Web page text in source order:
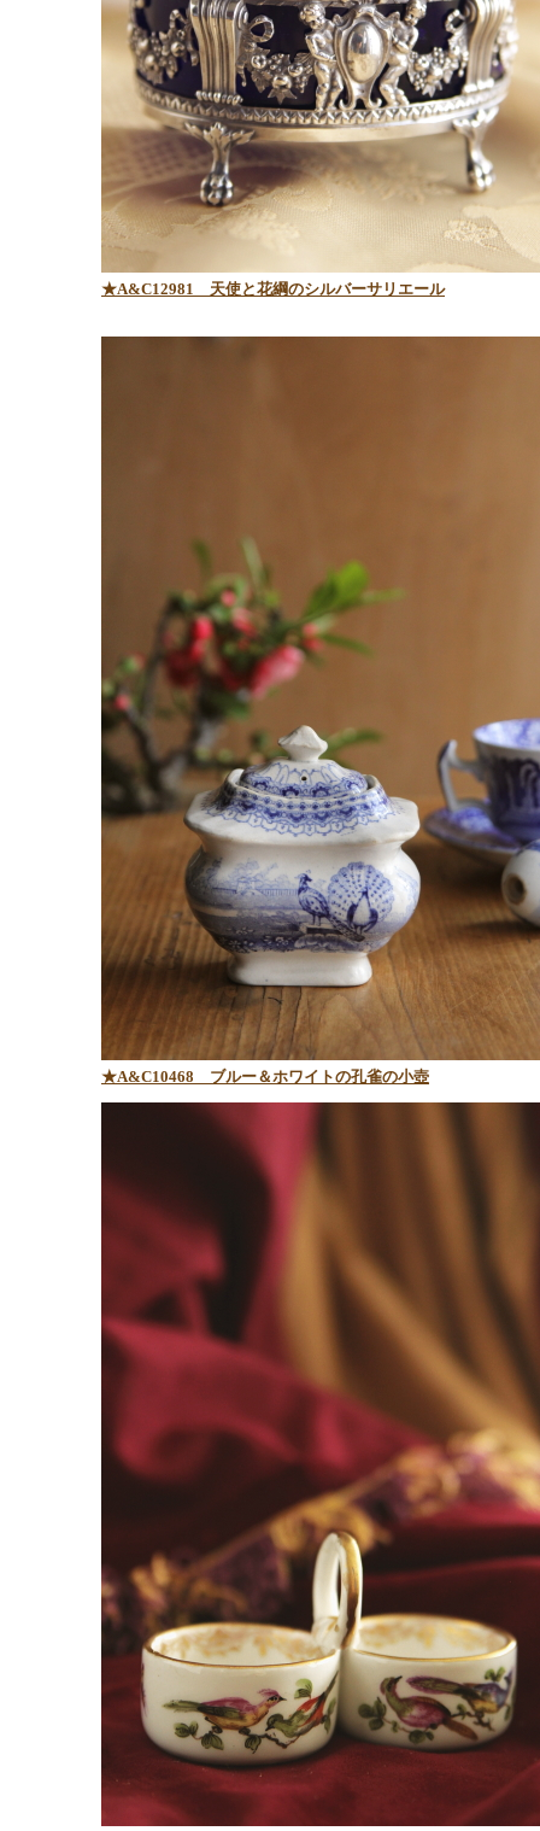
★A&C12981 天使と花綱のシルバーサリエール
★A&C10468 ブルー＆ホワイトの孔雀の小壺